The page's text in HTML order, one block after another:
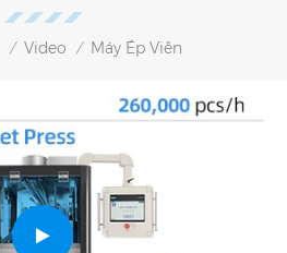
/ Video / Máy Ép Viên